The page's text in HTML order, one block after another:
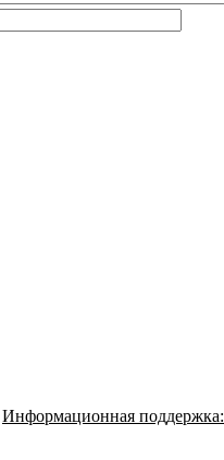
Информационная поддержка: